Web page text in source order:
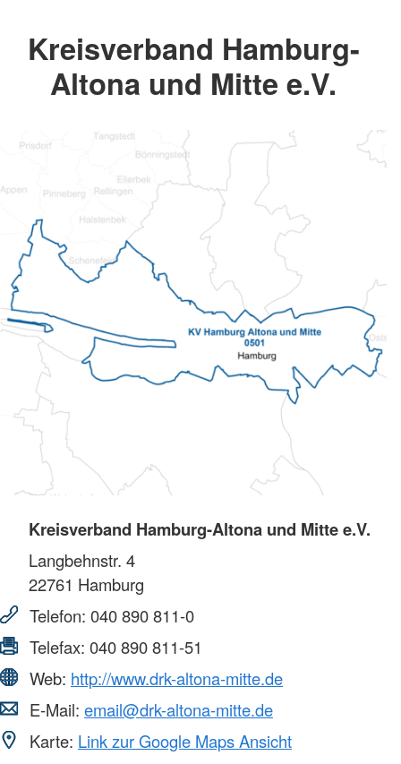
Kreisverband Hamburg-
Altona und Mitte e.V.
Kreisverband Hamburg-Altona und Mitte e.V.
Langbehnstr. 4
22761 Hamburg
Telefon: 040 890 811-0
Telefax: 040 890 811-51
Web: http://www.drk-altona-mitte.de
E-Mail: email@drk-altona-mitte.de
Karte: Link zur Google Maps Ansicht